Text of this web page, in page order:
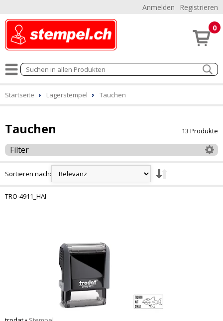
Anmelden Registrieren
0
Startseite Lagerstempel Tauchen
Tauchen 13 Produkte
Filter
Sortieren nach:
TRO-4911_HAI